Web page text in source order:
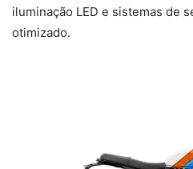
iluminação LED e sistemas de
otimizado.